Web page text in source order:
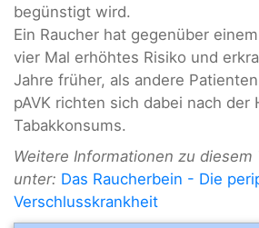
begünstigt wird.
Ein Raucher hat gegenüber
vier Mal erhöhtes Risiko und
Jahre früher, als andere
pAVK richten sich dabei nach der
Tabakkonsums.
Weitere Informationen zu diesem
unter: Das Raucherbein - Die
Verschlusskrankheit